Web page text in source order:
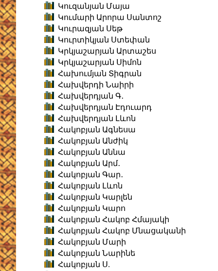
Կուզանյան Մայա
Կումարի Արորա Սանտոշ
Կուրազյան Սեթ
Կուրտիկյան Ստեփան
Կրկյաշարյան Արտաշես
Կրկյաշարյան Սիմոն
Հախումյան Տիգրան
Հախվերդի Նաիրի
Հախվերդյան Գ․
Հախվերդյան Էդուարդ
Հախվերդյան Լևոն
Հակոբյան Ագնեսա
Հակոբյան Անժիկ
Հակոբյան Աննա
Հակոբյան Արմ․
Հակոբյան Գար․
Հակոբյան Լևոն
Հակոբյան Կարլեն
Հակոբյան Կարո
Հակոբյան Հակոբ Հմայակի
Հակոբյան Հակոբ Մնացականի
Հակոբյան Մարի
Հակոբյան Նարինե
Հակոբյան Ս.